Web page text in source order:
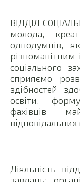
ВІДДІЛ
молода,
однодумців,
різноманітним
соціального
сприяємо
здібностей
освіти,
фахівців
Діяльність